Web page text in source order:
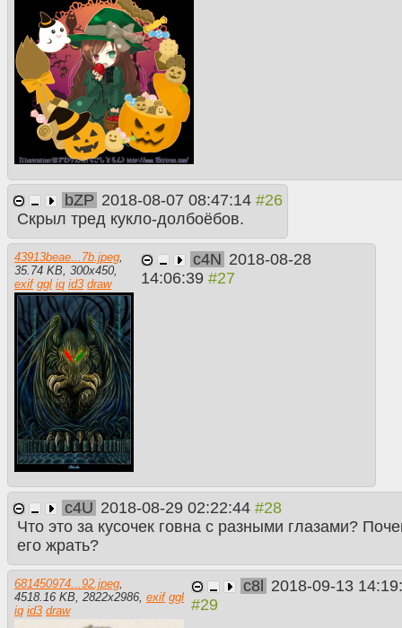
bZP 2018-08-07 08:47:14
Скрыл тред кукло-долбоёбов.
43913beae...7b.jpeg,
35.74 KB, 300x450,
exif ggl iq id3 draw
c4N 2018-08-28
14:06:39
c4U 2018-08-29 02:22:44
Что это за кусочек говна с разными глазами?
его жрать?
681450974...92.jpeg
4518.16 KB 2822x2986 exif ggl
iq id3 draw
c8l 2018-09-13